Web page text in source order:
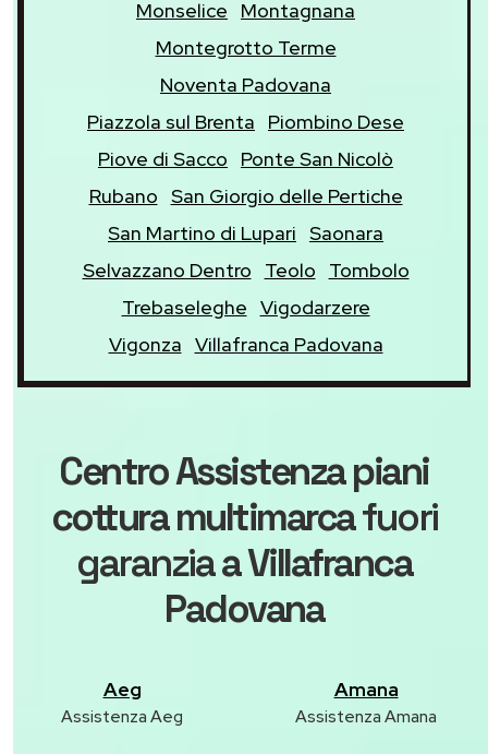
Monselice
Montagnana
Montegrotto Terme
Noventa Padovana
Piazzola sul Brenta
Piombino Dese
Piove di Sacco
Ponte San Nicolò
Rubano San Giorgio delle Pertiche
San Martino di Lupari Saonara
Selvazzano Dentro
Teolo
Tombolo
Trebaseleghe Vigodarzere
Vigonza Villafranca Padovana
Centro Assistenza piani
cottura multimarcafuori
garanziaa Villafranca
Padovana
Aeg
Assistenza Aeg
Amana
Assistenza Amana